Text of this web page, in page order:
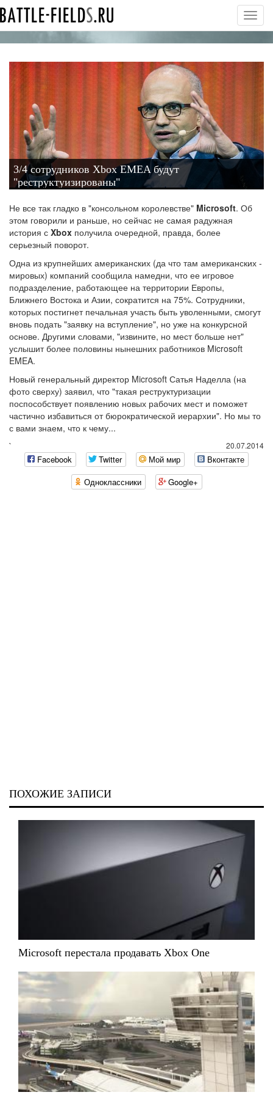
3/4 сотрудников Xbox EMEA будут
"реструктуизированы"
Не все так гладко в "консольном королевстве" Microsoft. Об
этом говорили и раньше, но сейчас не самая радужная
история с Xbox получила очередной, правда, более
серьезный поворот.
Одна из крупнейших американских (да что там американских -
мировых) компаний сообщила намедни, что ее игровое
подразделение, работающее на территории Европы,
Ближнего Востока и Азии, сократится на 75%. Сотрудники,
которых постигнет печальная участь быть уволенными, смогут
вновь подать "заявку на вступление", но уже на конкурсной
основе. Другими словами, "извините, но мест больше нет"
услышит более половины нынешних работников Microsoft
EMEA.
Новый генеральный директор Microsoft Сатья Наделла (на
фото сверху) заявил, что "такая реструктуризации
поспособствует появлению новых рабочих мест и поможет
частично избавиться от бюрократической иерархии". Но мы то
с вами знаем, что к чему...
20.07.2014
`
Facebook Twitter Мой мир
Вконтакте
Одноклассники
Google+
ПОХОЖИЕ ЗАПИСИ
Microsoft перестала продавать Xbox One